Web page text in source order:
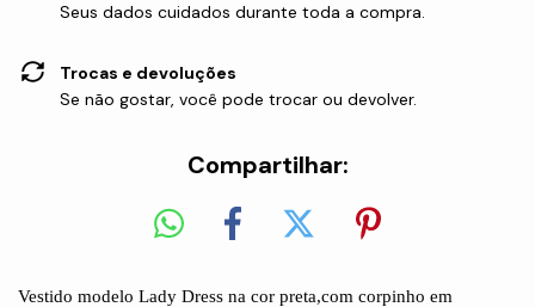
Seus dados cuidados durante toda a compra.
Trocas e devoluções
Se não gostar, você pode trocar ou devolver.
Compartilhar:
Vestido modelo Lady Dress na cor preta,com corpinho em